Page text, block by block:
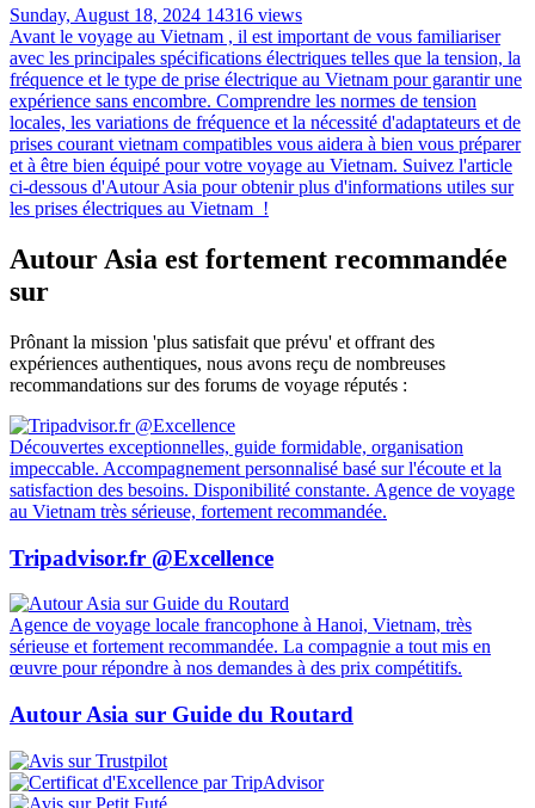
Sunday, August 18, 2024 14316 views
Avant le voyage au Vietnam , il est important de vous familiariser
avec les principales spécifications électriques telles que la tension, la
fréquence et le type de prise électrique au Vietnam pour garantir une
expérience sans encombre. Comprendre les normes de tension
locales, les variations de fréquence et la nécessité d'adaptateurs et de
prises courant vietnam compatibles vous aidera à bien vous préparer
et à être bien équipé pour votre voyage au Vietnam. Suivez l'article
ci-dessous d'Autour Asia pour obtenir plus d'informations utiles sur
les prises électriques au Vietnam !
Autour Asia est fortement recommandée
sur
Prônant la mission 'plus satisfait que prévu' et offrant des
expériences authentiques, nous avons reçu de nombreuses
recommandations sur des forums de voyage réputés :
Découvertes exceptionnelles, guide formidable, organisation
impeccable. Accompagnement personnalisé basé sur l'écoute et la
satisfaction des besoins. Disponibilité constante. Agence de voyage
au Vietnam très sérieuse, fortement recommandée.
Tripadvisor.fr @Excellence
Agence de voyage locale francophone à Hanoi, Vietnam, très
sérieuse et fortement recommandée. La compagnie a tout mis en
œuvre pour répondre à nos demandes à des prix compétitifs.
Autour Asia sur Guide du Routard